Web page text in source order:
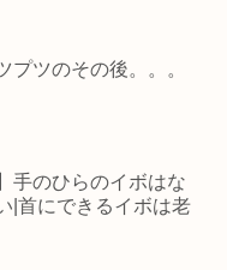
プツのその後。。。
手のひらのイボはな
|首にできるイボは老